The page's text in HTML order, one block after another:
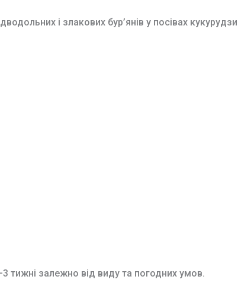
і злакових бур’янів у посівах
тижні залежно від виду та погодних умов.